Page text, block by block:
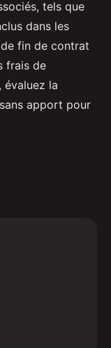
tels que
dans les
fin de contrat
frais de
évaluez la
apport pour